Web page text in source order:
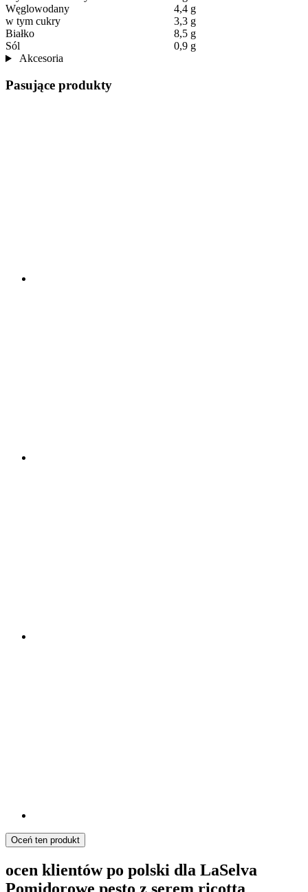
Węglowodany
4,4 g
w tym cukry
3,3 g
Białko
8,5 g
Sól
0,9 g
Akcesoria
Pasujące produkty
Oceń ten produkt
ocen klientów po polski dla LaSelva
Pomidorowe pesto z serem ricotta